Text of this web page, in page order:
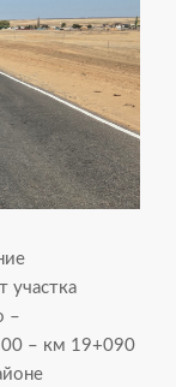
участка
–
– км 19+090